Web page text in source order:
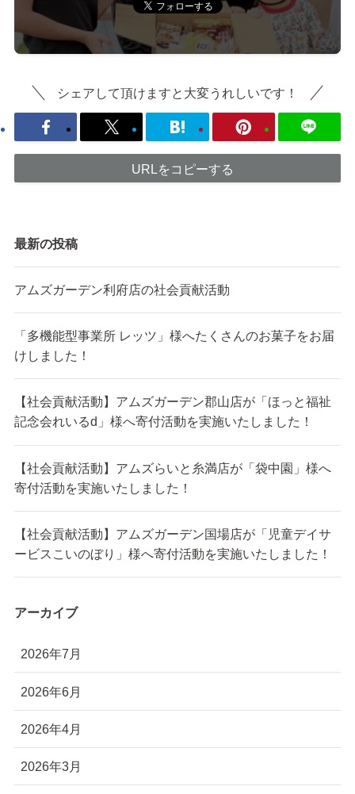
シェアして頂けますと大変うれしいです！
URLをコピーする
最新の投稿
アムズガーデン利府店の社会貢献活動
「多機能型事業所 レッツ」様へたくさんのお菓子をお届
けしました！
【社会貢献活動】アムズガーデン郡山店が「ほっと福祉
記念会れいるd」様へ寄付活動を実施いたしました！
【社会貢献活動】アムズらいと糸満店が「袋中園」様へ
寄付活動を実施いたしました！
【社会貢献活動】アムズガーデン国場店が「児童デイサ
ービスこいのぼり」様へ寄付活動を実施いたしました！
アーカイブ
2026年7月
2026年6月
2026年4月
2026年3月